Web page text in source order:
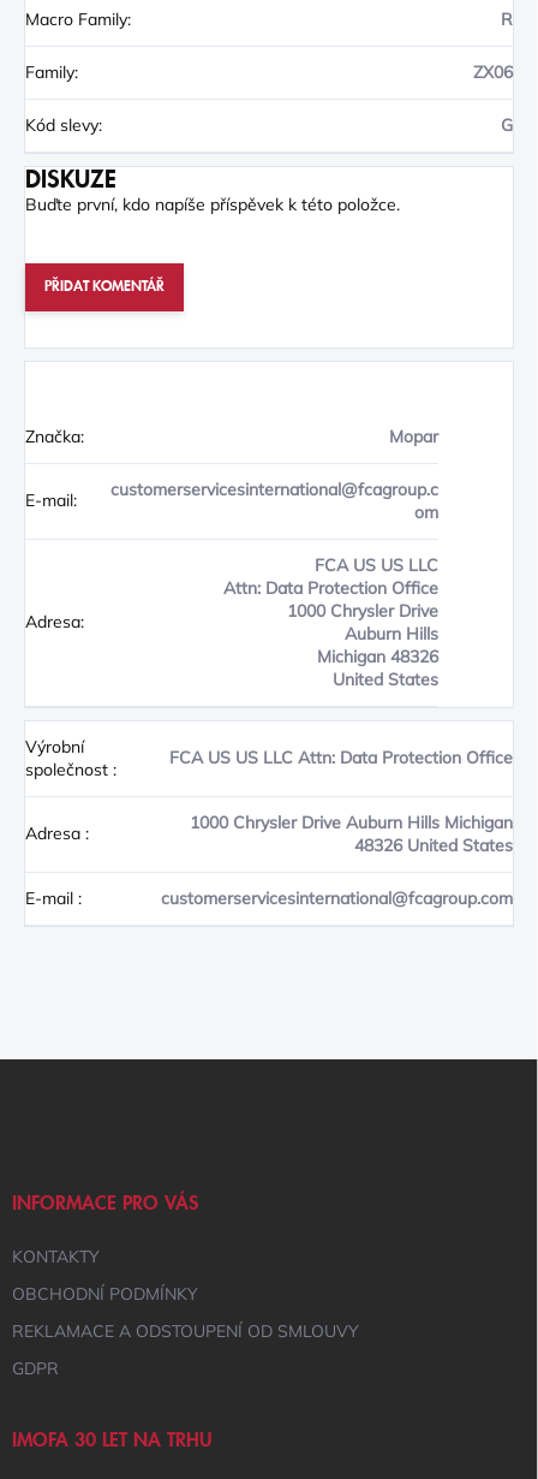
Macro Family: R
Family: ZX06
Kód slevy: G
DISKUZE
Buďte první, kdo napíše příspěvek k této položce.
PŘIDAT KOMENTÁŘ
Značka: Mopar
E-mail:
customerservicesinternational@fcagroup.c
om
Adresa:
FCA US US LLC
Attn: Data Protection Office
1000 Chrysler Drive
Auburn Hills
Michigan 48326
United States
Výrobní
společnost :
FCA US US LLC Attn: Data Protection Office
Adresa :
1000 Chrysler Drive Auburn Hills Michigan
48326 United States
E-mail : customerservicesinternational@fcagroup.com
INFORMACE PRO VÁS
KONTAKTY
OBCHODNÍ PODMÍNKY
REKLAMACE A ODSTOUPENÍ OD SMLOUVY
GDPR
IMOFA 30 LET NA TRHU